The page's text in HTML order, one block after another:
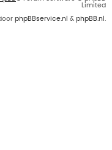
Limited
phpBBservice.nl & phpBB.nl .